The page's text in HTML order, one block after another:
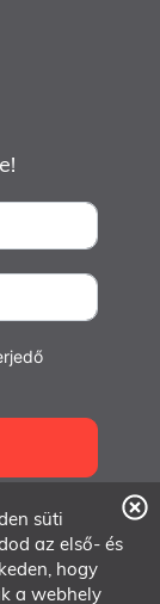
süti
az első- és
hogy
a webhely